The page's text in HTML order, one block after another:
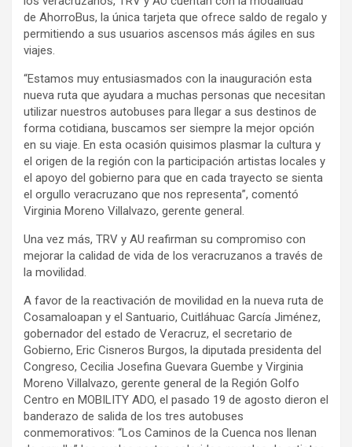
de AhorroBus, la única tarjeta que ofrece saldo de regalo y
permitiendo a sus usuarios ascensos más ágiles en sus
viajes.
“Estamos muy entusiasmados con la inauguración esta
nueva ruta que ayudara a muchas personas que necesitan
utilizar nuestros autobuses para llegar a sus destinos de
forma cotidiana, buscamos ser siempre la mejor opción
en su viaje. En esta ocasión quisimos plasmar la cultura y
el origen de la región con la participación artistas locales y
el apoyo del gobierno para que en cada trayecto se sienta
el orgullo veracruzano que nos representa”, comentó
Virginia Moreno Villalvazo, gerente general.
Una vez más, TRV y AU reafirman su compromiso con
mejorar la calidad de vida de los veracruzanos a través de
la movilidad.
A favor de la reactivación de movilidad en la nueva ruta de
Cosamaloapan y el Santuario, Cuitláhuac García Jiménez,
gobernador del estado de Veracruz, el secretario de
Gobierno, Eric Cisneros Burgos, la diputada presidenta del
Congreso, Cecilia Josefina Guevara Guembe y Virginia
Moreno Villalvazo, gerente general de la Región Golfo
Centro en MOBILITY ADO, el pasado 19 de agosto dieron el
banderazo de salida de los tres autobuses
conmemorativos: “Los Caminos de la Cuenca nos llenan